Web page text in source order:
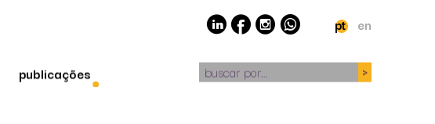
pt en
publicações buscar por...